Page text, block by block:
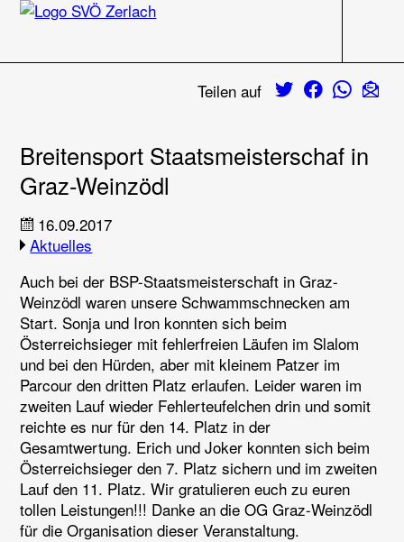
Teilen auf
TwitterFacebookE-
Breitensport Staatsmeisterschaf in
Graz-Weinzödl
16.09.2017
Aktuelles
Auch bei der BSP-Staatsmeisterschaft in Graz-
Weinzödl waren unsere Schwammschnecken am
Start. Sonja und Iron konnten sich beim
Österreichsieger mit fehlerfreien Läufen im Slalom
und bei den Hürden, aber mit kleinem Patzer im
Parcour den dritten Platz erlaufen. Leider waren im
zweiten Lauf wieder Fehlerteufelchen drin und somit
reichte es nur für den 14. Platz in der
Gesamtwertung. Erich und Joker konnten sich beim
Österreichsieger den 7. Platz sichern und im zweiten
Lauf den 11. Platz. Wir gratulieren euch zu euren
tollen Leistungen!!! Danke an die OG Graz-Weinzödl
für die Organisation dieser Veranstaltung.